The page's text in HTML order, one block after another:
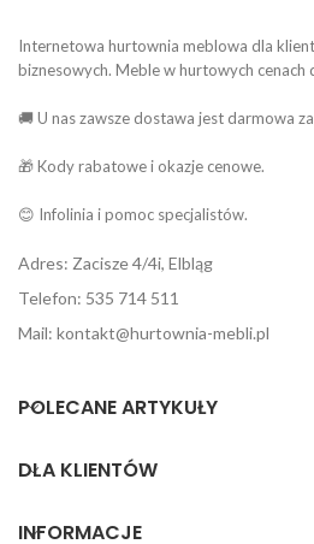
Internetowa hurtownia meblowa dla
biznesowych. Meble w hurtowych cenach
🚚 U nas zawsze dostawa jest darmowa za
🎁 Kody rabatowe i okazje cenowe.
😊 Infolinia i pomoc specjalistów.
Adres: Zacisze 4/4i, Elbląg
Telefon: 535 714 511
Mail: kontakt@hurtownia-mebli.pl
POLECANE ARTYKUŁY
DLA KLIENTÓW
INFORMACJE